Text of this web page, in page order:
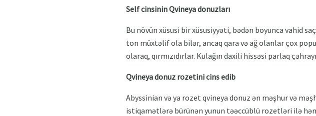
Self cinsinin Qvineya donuzları
Bu növün xüsusi bir xüsusiyyəti, bədən boyunca vahid
ton müxtəlif ola bilər, ancaq qara və ağ olanlar çox
olaraq, qırmızıdırlar. Kulağın daxili hissəsi parlaq
Qvineya donuz rozetini cins edib
Abyssinian və ya rozet qvineya donuz ən məşhur və
istiqamətlərə bürünən yunun təəccüblü rozetləri ilə